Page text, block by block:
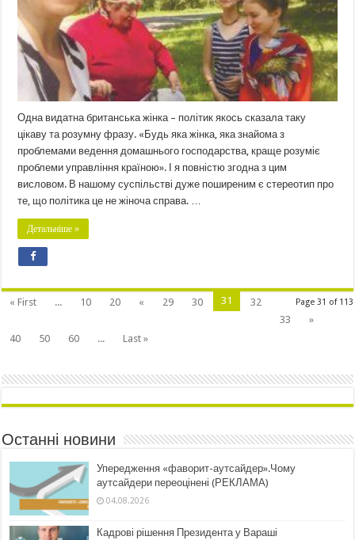
Одна видатна британська жінка – політик якось сказала таку
цікаву та розумну фразу. «Будь яка жінка, яка знайома з
проблемами ведення домашнього господарства, краще розуміє
проблеми управління країною». І я повністю згодна з цим
висловом. В нашому суспільстві дуже поширеним є стереотип про
те, що політика це не жіноча справа. …
Детальніше »
Page 31 of 113
« First ... 10 20 « 29 30 31
32
33
»
40
50 60 ... Last »
Останні новини
Упередження «фаворит-аутсайдер».Чому
аутсайдери переоцінені (РЕКЛАМА)
04.08.2026
Кадрові рішення Президента у Вараші